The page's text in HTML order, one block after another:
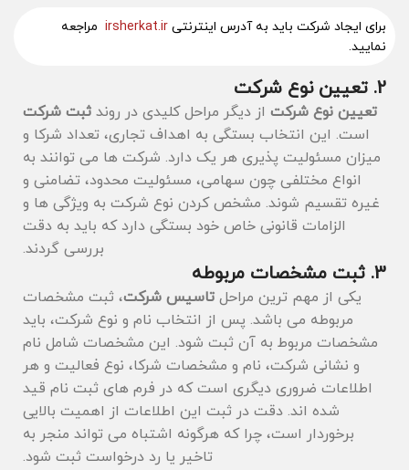
برای ایجاد شرکت باید به آدرس اینترنتیirsherkat.ir مراجعه
نمایید.
2. تعیین نوع شرکت
تعیین نوع شرکت از دیگر مراحل کلیدی در روندثبت شرکت
است. این انتخاب بستگی به اهداف تجاری، تعداد شرکا و
میزان مسئولیت ‌پذیری هر یک دارد. شرکت ‌ها می ‌توانند به
انواع مختلفی چون سهامی، مسئولیت محدود، تضامنی و
غیره تقسیم شوند. مشخص کردن نوع شرکت به ویژگی‌ ها و
الزامات قانونی خاص خود بستگی دارد که باید به دقت
بررسی گردند.
3. ثبت مشخصات مربوطه
یکی از مهم ترین مراحلتاسیس شرکت، ثبت مشخصات
مربوطه می باشد. پس از انتخاب نام و نوع شرکت، باید
مشخصات مربوط به آن ثبت شود. این مشخصات شامل نام
و نشانی شرکت، نام و مشخصات شرکا، نوع فعالیت و هر
اطلاعات ضروری دیگری است که در فرم ‌های ثبت ‌نام قید
شده اند. دقت در ثبت این اطلاعات از اهمیت بالایی
برخوردار است، چرا که هرگونه اشتباه می ‌تواند منجر به
تاخیر یا رد درخواست ثبت شود.